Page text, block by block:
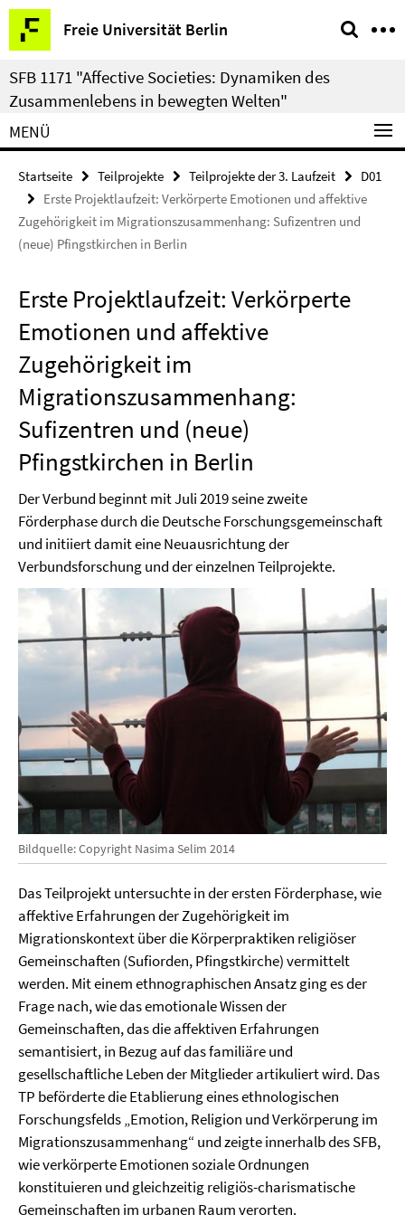
Springe
direkt
zu
Inhalt
Freie Universität Berlin
Service-
Navigation
SFB 1171 "Affective Societies: Dynamiken des
Zusammenlebens in bewegten Welten"
MENÜ
Startseite Teilprojekte Teilprojekte der 3. Laufzeit
D01
Erste Projektlaufzeit: Verkörperte Emotionen und affektive
Zugehörigkeit im Migrationszusammenhang: Sufizentren und
(neue) Pfingstkirchen in Berlin
Erste Projektlaufzeit: Verkörperte
Emotionen und affektive
Zugehörigkeit im
Migrationszusammenhang:
Sufizentren und (neue)
Pfingstkirchen in Berlin
Der Verbund beginnt mit Juli 2019 seine zweite
Förderphase durch die Deutsche Forschungsgemeinschaft
und initiiert damit eine Neuausrichtung der
Verbundsforschung und der einzelnen Teilprojekte.
Bildquelle: Copyright Nasima Selim 2014
Das Teilprojekt untersuchte in der ersten Förderphase, wie
affektive Erfahrungen der Zugehörigkeit im
Migrationskontext über die Körperpraktiken religiöser
Gemeinschaften (Sufiorden, Pfingstkirche) vermittelt
werden. Mit einem ethnographischen Ansatz ging es der
Frage nach, wie das emotionale Wissen der
Gemeinschaften, das die affektiven Erfahrungen
semantisiert, in Bezug auf das familiäre und
gesellschaftliche Leben der Mitglieder artikuliert wird. Das
TP beförderte die Etablierung eines ethnologischen
Forschungsfelds „Emotion, Religion und Verkörperung im
Migrationszusammenhang“ und zeigte innerhalb des SFB,
wie verkörperte Emotionen soziale Ordnungen
konstituieren und gleichzeitig religiös-charismatische
Gemeinschaften im urbanen Raum verorten.